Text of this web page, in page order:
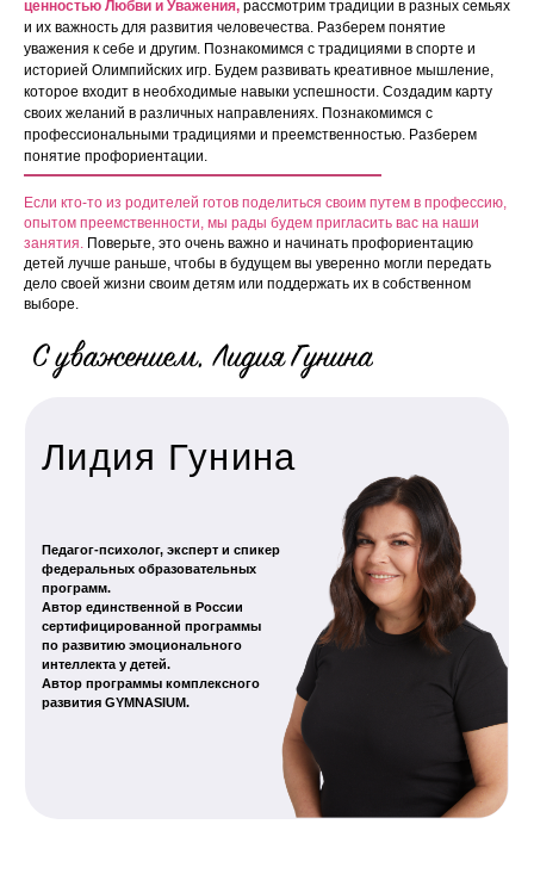
ценностью Любви и Уважения, рассмотрим традиции в разных семьях
и их важность для развития человечества. Разберем понятие
уважения к себе и другим. Познакомимся с традициями в спорте и
историей Олимпийских игр. Будем развивать креативное мышление,
которое входит в необходимые навыки успешности. Создадим карту
своих желаний в различных направлениях. Познакомимся с
профессиональными традициями и преемственностью. Разберем
понятие профориентации.
Если кто-то из родителей готов поделиться своим путем в профессию,
опытом преемственности, мы рады будем пригласить вас на наши
занятия. Поверьте, это очень важно и начинать профориентацию
детей лучше раньше, чтобы в будущем вы уверенно могли передать
дело своей жизни своим детям или поддержать их в собственном
выборе.